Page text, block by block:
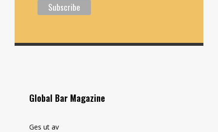
Global Bar Magazine
Ges ut av